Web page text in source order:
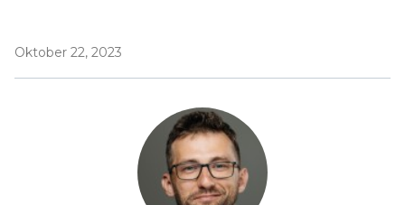
Oktober 22, 2023